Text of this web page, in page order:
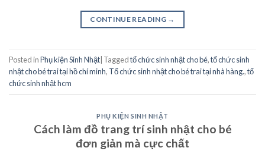
CONTINUE READING →
Posted inPhụ kiện Sinh Nhật Taggedtổ chức sinh nhật cho bé,tổ chức sinh
nhật cho bé trai tại hồ chí minh, Tổ chức sinh nhật cho bé trai tại nhà hàng.,tổ
chức sinh nhật hcm
PHỤ KIỆN SINH NHẬT
Cách làm đồ trang trí sinh nhật cho bé
đơn giản mà cực chất